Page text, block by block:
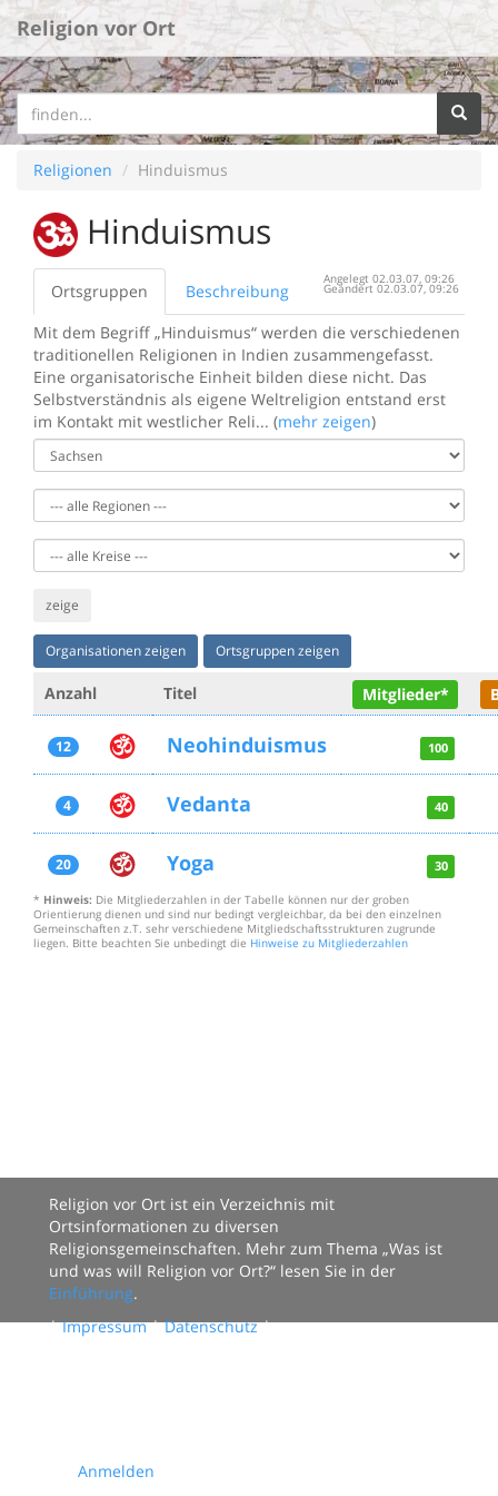
Religion vor Ort
Religionen Hinduismus
Hinduismus
Angelegt 02.03.07, 09:26
Geändert 02.03.07, 09:26
Ortsgruppen
Beschreibung
Mit dem Begriff „Hinduismus“ werden die verschiedenen
traditionellen Religionen in Indien zusammengefasst.
Eine organisatorische Einheit bilden diese nicht. Das
Selbstverständnis als eigene Weltreligion entstand erst
im Kontakt mit westlicher Reli... (mehr zeigen)
zeige
Organisationen zeigen Ortsgruppen zeigen
Anzahl Titel Mitglieder*
12 Neohinduismus 100
4 Vedanta 40
20 Yoga 30
* Hinweis: Die Mitgliederzahlen in der Tabelle können nur der groben
Orientierung dienen und sind nur bedingt vergleichbar, da bei den einzelnen
Gemeinschaften z.T. sehr verschiedene Mitgliedschaftsstrukturen zugrunde
liegen. Bitte beachten Sie unbedingt die Hinweise zu Mitgliederzahlen
Religion vor Ort ist ein Verzeichnis mit
Ortsinformationen zu diversen
Religionsgemeinschaften. Mehr zum Thema „Was ist
und was will Religion vor Ort?“ lesen Sie in der
Einführung.
|Impressum|Datenschutz|
Anmelden